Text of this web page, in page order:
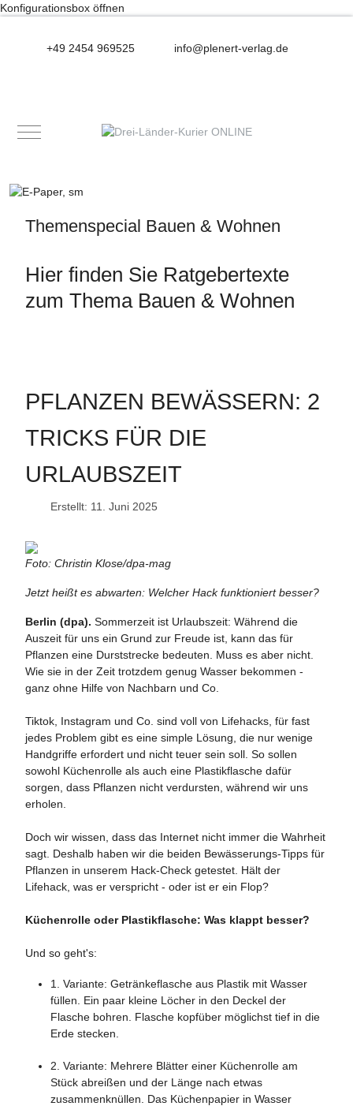
Konfigurationsbox öffnen
+49 2454 969525 info@plenert-verlag.de
Mobile Menu Toggle
Themenspecial Bauen & Wohnen
Hier finden Sie Ratgebertexte
zum Thema Bauen & Wohnen
PFLANZEN BEWÄSSERN: 2
TRICKS FÜR DIE
URLAUBSZEIT
Erstellt: 11. Juni 2025
Foto: Christin Klose/dpa-mag
Jetzt heißt es abwarten: Welcher Hack funktioniert besser?
Berlin (dpa). Sommerzeit ist Urlaubszeit: Während die
Auszeit für uns ein Grund zur Freude ist, kann das für
Pflanzen eine Durststrecke bedeuten. Muss es aber nicht.
Wie sie in der Zeit trotzdem genug Wasser bekommen -
ganz ohne Hilfe von Nachbarn und Co.
Tiktok, Instagram und Co. sind voll von Lifehacks, für fast
jedes Problem gibt es eine simple Lösung, die nur wenige
Handgriffe erfordert und nicht teuer sein soll. So sollen
sowohl Küchenrolle als auch eine Plastikflasche dafür
sorgen, dass Pflanzen nicht verdursten, während wir uns
erholen.
Doch wir wissen, dass das Internet nicht immer die Wahrheit
sagt. Deshalb haben wir die beiden Bewässerungs-Tipps für
Pflanzen in unserem Hack-Check getestet. Hält der
Lifehack, was er verspricht - oder ist er ein Flop?
Küchenrolle oder Plastikflasche: Was klappt besser?
Und so geht's:
1. Variante: Getränkeflasche aus Plastik mit Wasser
füllen. Ein paar kleine Löcher in den Deckel der
Flasche bohren. Flasche kopfüber möglichst tief in die
Erde stecken.
2. Variante: Mehrere Blätter einer Küchenrolle am
Stück abreißen und der Länge nach etwas
zusammenknüllen. Das Küchenpapier in Wasser